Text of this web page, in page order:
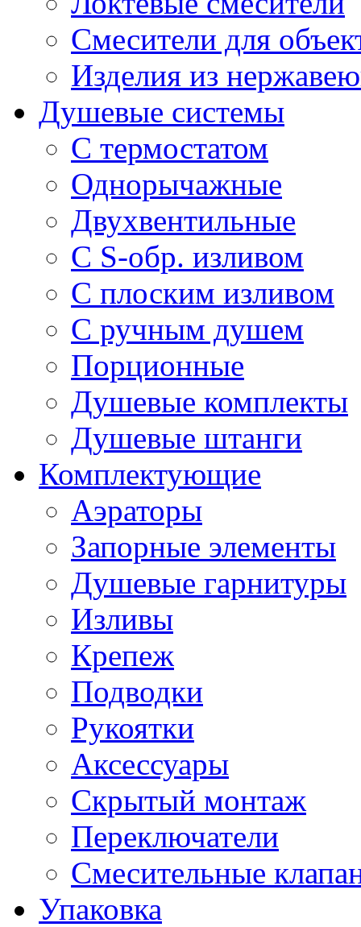
Смесители для
Изделия из
Душевые системы
С термостатом
Однорычажные
Двухвентильные
С S-обр. изливом
С плоским изливом
С ручным душем
Порционные
Душевые комплекты
Душевые штанги
Комплектующие
Аэраторы
Запорные элементы
Душевые гарнитуры
Изливы
Крепеж
Подводки
Рукоятки
Аксессуары
Скрытый монтаж
Переключатели
Смесительные
Упаковка